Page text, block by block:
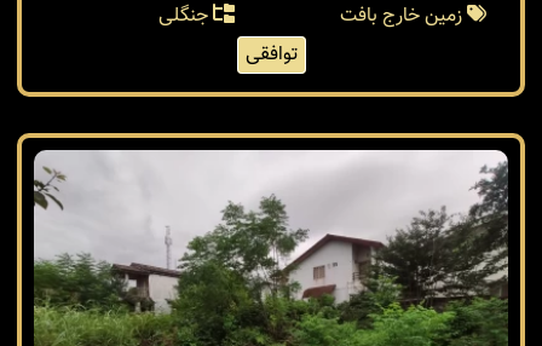
زمین خارج بافت
جنگلی
توافقی